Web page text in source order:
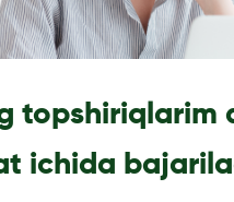
topshiriqlarim
ichida